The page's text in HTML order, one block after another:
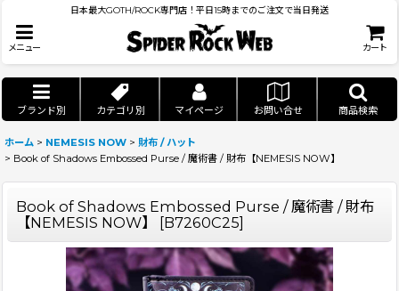
日本最大GOTH/ROCK専門店！平日15時までのご注文で当日発送
メニュー カート
ブランド別 カテゴリ別 マイページ お問い合せ 商品検索
ホーム > NEMESIS NOW > 財布 / ハット
> Book of Shadows Embossed Purse / 魔術書 / 財布【NEMESIS NOW】
Book of Shadows Embossed Purse / 魔術書 / 財布
【NEMESIS NOW】
[B7260C25]